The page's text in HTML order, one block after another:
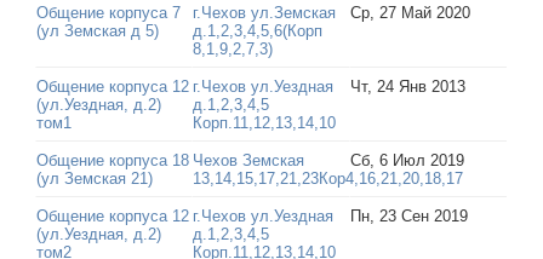
Общение корпуса 7
(ул Земская д 5)
г.Чехов ул.Земская
д.1,2,3,4,5,6(Корп
8,1,9,2,7,3)
Ср, 27 Май 2020
Общение корпуса 12
(ул.Уездная, д.2)
том1
г.Чехов ул.Уездная
д.1,2,3,4,5
Корп.11,12,13,14,10
Чт, 24 Янв 2013
Общение корпуса 18
(ул Земская 21)
Чехов Земская
13,14,15,17,21,23Кор4,16,21,20,18,17
Сб, 6 Июл 2019
Общение корпуса 12
(ул.Уездная, д.2)
том2
г.Чехов ул.Уездная
д.1,2,3,4,5
Корп.11,12,13,14,10
Пн, 23 Сен 2019